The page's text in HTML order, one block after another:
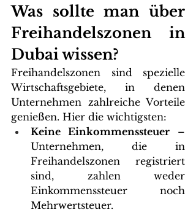
Was sollte man über
Freihandelszonen in
Dubai wissen?
Freihandelszonen sind spezielle
Wirtschaftsgebiete, in denen
Unternehmen zahlreiche Vorteile
genießen. Hier die wichtigsten:
Keine Einkommenssteuer –
Unternehmen, die in
Freihandelszonen registriert
sind, zahlen weder
Einkommenssteuer noch
Mehrwertsteuer.